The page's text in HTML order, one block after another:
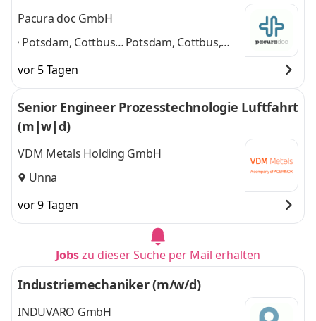
Pacura doc GmbH
Potsdam, Cottbus,
Nürnberg,
Augsburg, Köln,
Dortmund,
Münster,
Bielefeld,
Potsdam, Cottbus,
Dortmund, Münster,
Regensburg, Bielefeld
vor 5 Tagen
Senior Engineer Prozesstechnologie Luftfahrt
(m|w|d)
VDM Metals Holding GmbH
Unna
vor 9 Tagen
Jobszu dieser Suche per Mail erhalten
Industriemechaniker (m/w/d)
INDUVARO GmbH